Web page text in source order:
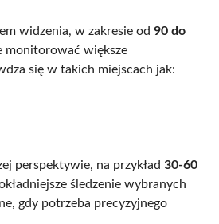
widzenia, w zakresie od 90 do
monitorować większe
się w takich miejscach jak:
perspektywie, na przykład 30-60
śledzenie wybranych
gdy potrzeba precyzyjnego